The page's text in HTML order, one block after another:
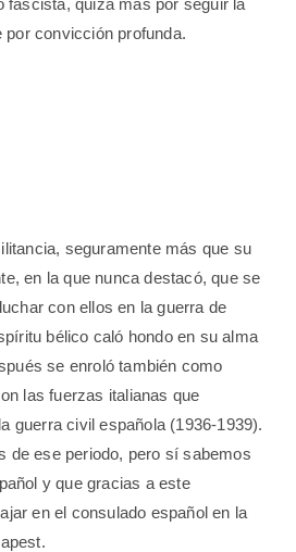
por convicción profunda.
seguramente más que su
en la que nunca destacó, que se
con ellos en la guerra de
bélico caló hondo en su alma
se enroló también como
las fuerzas italianas que
guerra civil española (1936-1939).
de ese periodo, pero sí sabemos
y que gracias a este
en el consulado español en la